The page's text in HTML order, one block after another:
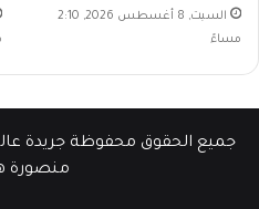
السبت, 8 أغسطس 2026, 2:10
مساءً
جميع الحقوق محفوظة جريدة